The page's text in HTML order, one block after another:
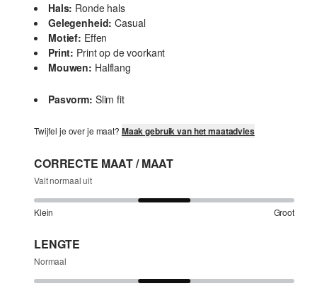
Hals: Ronde hals
Gelegenheid: Casual
Motief: Effen
Print: Print op de voorkant
Mouwen: Halflang
Pasvorm: Slim fit
Twijfel je over je maat? Maak gebruik van het maatadvies
CORRECTE MAAT / MAAT
Valt normaal uit
Klein Groot
LENGTE
Normaal